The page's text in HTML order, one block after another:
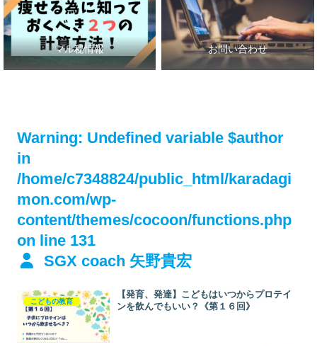
マル秘情報 お問い合わせ
Warning: Undefined variable $author
in
/home/c7348824/public_html/karadagi
mon.com/wp-
content/themes/cocoon/functions.php
on line 131
SGX coach 矢野貴宏
こどもの教育
【発育、発達】こどもはいつからプロテイ
ンを飲んでもいい？《第１６回》